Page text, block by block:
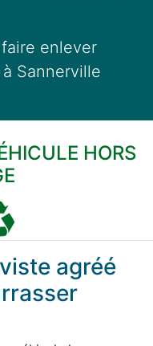
enlever
Sannerville
HORS
agréé